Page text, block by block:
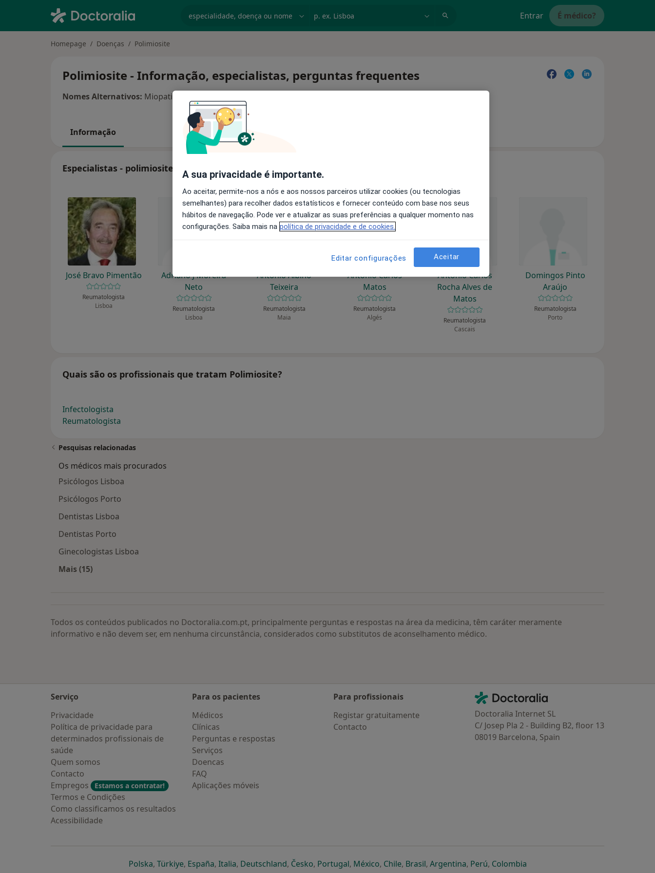
Entrar É médico?
Homepage Doenças Polimiosite
Polimiosite - Informação, especialistas, perguntas frequentes
Nomes Alternativos: Miopatia inflamatória idiopática.
Informação
Especialistas - polimiosite
José Bravo Pimentão
Reumatologista
Lisboa
Adriano J Moreira
Neto
Reumatologista
Lisboa
António Albino
Teixeira
Reumatologista
Maia
António Carlos
Matos
Reumatologista
Algés
António Carlos
Rocha Alves de
Matos
Reumatologista
Cascais
Domingos Pinto
Araújo
Reumatologista
Porto
Quais são os profissionais que tratam Polimiosite?
Infectologista
Reumatologista
Pesquisas relacionadas
Os médicos mais procurados
Psicólogos Lisboa
Psicólogos Porto
Dentistas Lisboa
Dentistas Porto
Ginecologistas Lisboa
Mais (15)
Todos os conteúdos publicados no Doctoralia.com.pt, principalmente perguntas e respostas na área da medicina, têm caráter meramente
informativo e não devem ser, em nenhuma circunstância, considerados como substitutos de aconselhamento médico.
Serviço
Privacidade
Política de privacidade para
determinados profissionais de
saúde
Quem somos
Contacto
Empregos
Estamos a contratar!
Termos e Condições
Como classificamos os resultados
Acessibilidade
Para os pacientes
Médicos
Clínicas
Perguntas e respostas
Serviços
Doencas
FAQ
Aplicações móveis
Para profissionais
Registar gratuitamente
Contacto
Contacto
Doctoralia - Homepage
Doctoralia Internet SL
C/ Josep Pla 2 - Building B2, floor 13
08019 Barcelona, Spain
Polskaabre num novo separador
, Türkiyeabre num novo separador
, Españaabre num novo separador
, Italiaabre num novo separador
, Deutschlandabre num novo separador
, Českoabre num novo separador
, Portugalabre num novo separador
, Méxicoabre num novo separador
, Chileabre num novo separador
, Brasilabre num novo separador
, Argentinaabre num novo separador
, Perúabre num novo separador
, Colombiaabre num novo separador
A sua privacidade é importante.
Ao aceitar, permite-nos a nós e aos nossos parceiros utilizar cookies (ou tecnologias
semelhantes) para recolher dados estatísticos e fornecer conteúdo com base nos seus
hábitos de navegação. Pode ver e atualizar as suas preferências a qualquer momento nas
configurações. Saiba mais na política de privacidade e de cookies.
Editar configurações Aceitar